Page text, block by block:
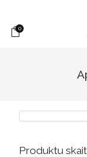
0
Produktu